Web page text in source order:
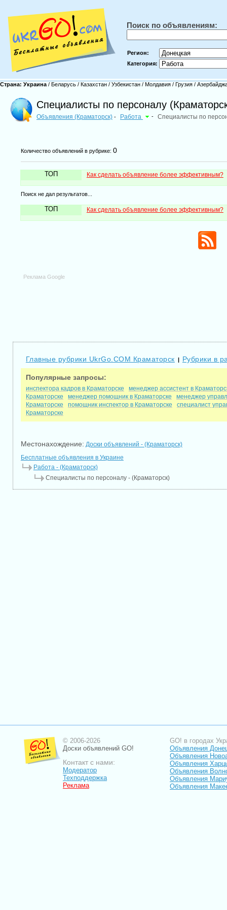
Поиск по объявлениям:
Регион:
Категория:
Страна: Украина / Беларусь / Казахстан / Узбекистан / Молдавия / Грузия /
Специалисты по персоналу
Объявления (Краматорск) - Работа - Специалисты по
Количество объявлений в рубрике: 0
ТОП Как сделать объявление более эффективным?
Поиск не дал результатов...
ТОП Как сделать объявление более эффективным?
Реклама Google
Главные рубрики UkrGo.COM Краматорск | Рубрики в
Популярные запросы:
инспектора кадров в Краматорске
менеджер ассистент в
Краматорске
менеджер помощник в Краматорске
менеджер
Краматорске
помощник инспектор в Краматорске
специалист
Краматорске
Местонахождение: Доски объявлений - (Краматорск)
Бесплатные объявления в Украине
Работа - (Краматорск)
Специалисты по персоналу - (Краматорск)
© 2006-2026
Доски объявлений GO!
Контакт с нами:
Модератор
Техподдержка
Реклама
GO! в городах
Объявления
Объявления
Объявления
Объявления
Объявления
Объявления